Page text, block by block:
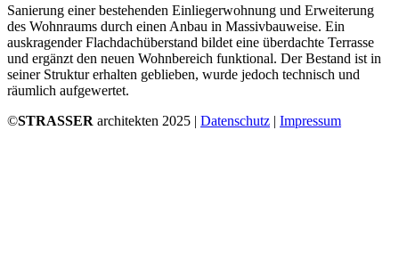
Sanierung einer bestehenden Einliegerwohnung und Erweiterung
des Wohnraums durch einen Anbau in Massivbauweise. Ein
auskragender Flachdachüberstand bildet eine überdachte Terrasse
und ergänzt den neuen Wohnbereich funktional. Der Bestand ist in
seiner Struktur erhalten geblieben, wurde jedoch technisch und
räumlich aufgewertet.
©STRASSER architekten 2025 | Datenschutz | Impressum